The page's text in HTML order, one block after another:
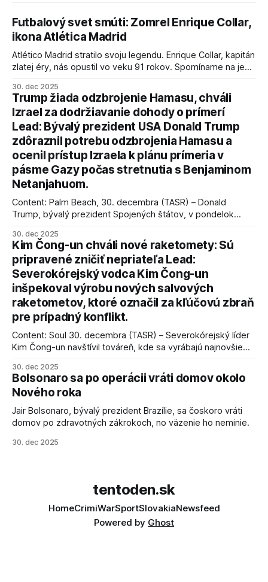
Futbalový svet smúti: Zomrel Enrique Collar,
ikona Atlética Madrid
Atlético Madrid stratilo svoju legendu. Enrique Collar, kapitán
zlatej éry, nás opustil vo veku 91 rokov. Spomíname na jeho
30. dec 2025
Trump žiada odzbrojenie Hamasu, chváli
Izrael za dodržiavanie dohody o prímerí
Lead: Bývalý prezident USA Donald Trump
zdôraznil potrebu odzbrojenia Hamasu a
ocenil prístup Izraela k plánu prímeria v
pásme Gazy počas stretnutia s Benjaminom
Netanjahuom.
Content: Palm Beach, 30. decembra (TASR) – Donald
Trump, bývalý prezident Spojených štátov, v pondelok
kľúčové pre úspešné dosiahnutie prímeria v Gaze. Agentúra
AFP informuje, že Trump vyjadril presvedčenie, že Izrael plní
podmienky dohody o prí
30. dec 2025
Kim Čong-un chváli nové raketomety: Sú
pripravené zničiť nepriateľa Lead:
Severokórejský vodca Kim Čong-un
inšpekoval výrobu nových salvových
raketometov, ktoré označil za kľúčovú zbraň
pre prípadný konflikt.
Content: Soul 30. decembra (TASR) – Severokórejský líder
Kim Čong-un navštívil továreň, kde sa vyrábajú najnovšie
schopnosti. Informovali o tom štátne médiá KĽDR, na ktoré
sa odvoláva agentúra AFP.
30. dec 2025
Bolsonaro sa po operácii vráti domov okolo
Nového roka
Jair Bolsonaro, bývalý prezident Brazílie, sa čoskoro vráti
domov po zdravotných zákrokoch, no väzenie ho neminie.
30. dec 2025
tentoden.sk
HomeCrimiWarSportSlovakiaNewsfeed
Powered by Ghost